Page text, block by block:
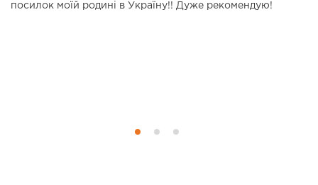
посилок моїй родині в Україну!! Дуже рекомендую!